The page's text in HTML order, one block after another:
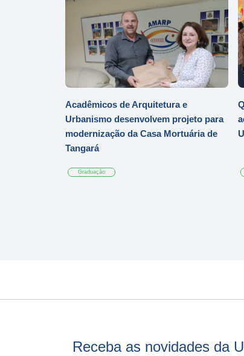
Acadêmicos de Arquitetura e
Urbanismo desenvolvem projeto para
modernização da Casa Mortuária de
Tangará
Graduação
Receba as novidades da